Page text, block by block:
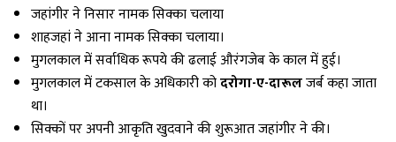
जहांगीर ने निसार नामक सिक्का चलाया
शाहजहां ने आना नामक सिक्का चलाया।
मुगलकाल में सर्वाधिक रूपये की ढलाई औरंगजेब के काल में हुई।
मुगलकाल में टकसाल के अधिकारी कोदरोगा-ए-दारूलजर्ब कहा जाता
था।
सिक्कों पर अपनी आकृति खुदवाने की शुरूआत जहांगीर ने की।